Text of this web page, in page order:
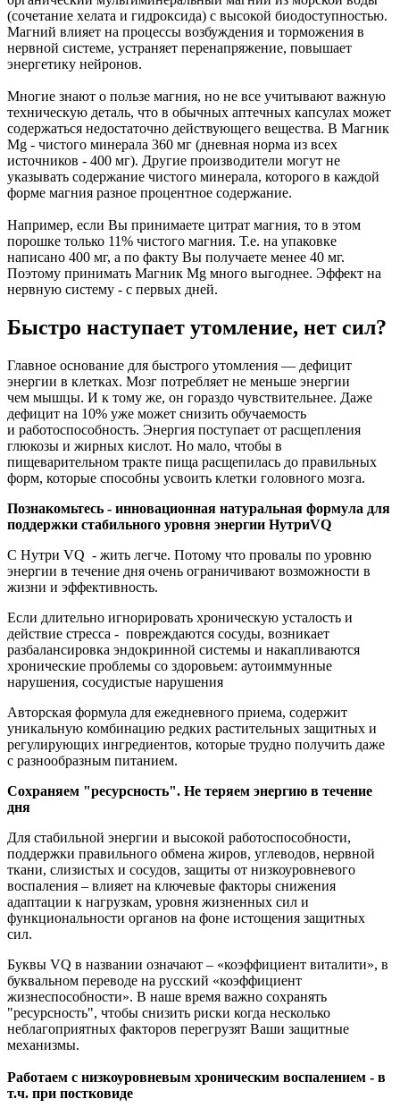
(сочетание хелата и гидроксида) с высокой биодоступностью.
Магний влияет на процессы возбуждения и торможения в
нервной системе, устраняет перенапряжение, повышает
энергетику нейронов.
Многие знают о пользе магния, но не все учитывают важную
техническую деталь, что в обычных аптечных капсулах может
содержаться недостаточно действующего вещества. В Магник
Mg - чистого минерала 360 мг (дневная норма из всех
источников - 400 мг). Другие производители могут не
указывать содержание чистого минерала, которого в каждой
форме магния разное процентное содержание.
Например, если Вы принимаете цитрат магния, то в этом
порошке только 11% чистого магния. Т.е. на упаковке
написано 400 мг, а по факту Вы получаете менее 40 мг.
Поэтому принимать Магник Mg много выгоднее. Эффект на
нервную систему - с первых дней.
Быстро наступает утомление, нет сил?
Главное основание для быстрого утомления — дефицит
энергии в клетках. Мозг потребляет не меньше энергии
чем мышцы. И к тому же, он гораздо чувствительнее. Даже
дефицит на 10% уже может снизить обучаемость
и работоспособность. Энергия поступает от расщепления
глюкозы и жирных кислот. Но мало, чтобы в
пищеварительном тракте пища расщепилась до правильных
форм, которые способны усвоить клетки головного мозга.
Познакомьтесь - инновационная натуральная формула для
поддержки стабильного уровня энергии НутриVQ
С Нутри VQ - жить легче. Потому что провалы по уровню
энергии в течение дня очень ограничивают возможности в
жизни и эффективность.
Если длительно игнорировать хроническую усталость и
действие стресса - повреждаются сосуды, возникает
разбалансировка эндокринной системы и накапливаются
хронические проблемы со здоровьем: аутоиммунные
нарушения, сосудистые нарушения
Авторская формула для ежедневного приема, содержит
уникальную комбинацию редких растительных защитных и
регулирующих ингредиентов, которые трудно получить даже
с разнообразным питанием.
Сохраняем "ресурсность". Не теряем энергию в течение
дня
Для стабильной энергии и высокой работоспособности,
поддержки правильного обмена жиров, углеводов, нервной
ткани, слизистых и сосудов, защиты от низкоуровневого
воспаления – влияет на ключевые факторы снижения
адаптации к нагрузкам, уровня жизненных сил и
функциональности органов на фоне истощения защитных
сил.
Буквы VQ в названии означают – «коэффициент виталити», в
буквальном переводе на русский «коэффициент
жизнеспособности». В наше время важно сохранять
"ресурсность", чтобы снизить риски когда несколько
неблагоприятных факторов перегрузят Ваши защитные
механизмы.
Работаем с низкоуровневым хроническим воспалением - в
т.ч. при постковиде